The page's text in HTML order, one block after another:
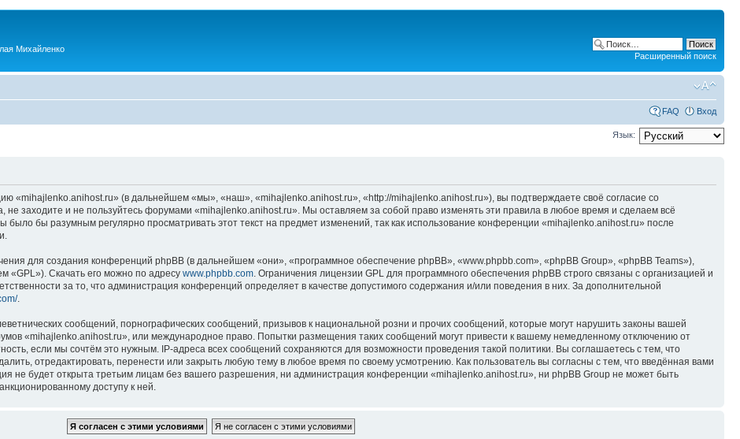
Михайленко
Расширенный поиск
FAQ Вход
Язык:
«mihajlenko.anihost.ru» (в дальнейшем «мы», «наш», «mihajlenko.anihost.ru», «http://mihajlenko.anihost.ru»), вы подтверждаете своё согласие со
заходите и не пользуйтесь форумами «mihajlenko.anihost.ru». Мы оставляем за собой право изменять эти правила в любое время и сделаем всё
бы разумным регулярно просматривать этот текст на предмет изменений, так как использование конференции «mihajlenko.anihost.ru» после
для создания конференций phpBB (в дальнейшем «они», «программное обеспечение phpBB», «www.phpbb.com», «phpBB Group», «phpBB Teams»),
«GPL»). Скачать его можно по адресу www.phpbb.com. Ограничения лицензии GPL для программного обеспечения phpBB строго связаны с организацией и
за то, что администрация конференций определяет в качестве допустимого содержания и/или поведения в них. За дополнительной
.
сообщений, порнографических сообщений, призывов к национальной розни и прочих сообщений, которые могут нарушить законы вашей
«mihajlenko.anihost.ru», или международное право. Попытки размещения таких сообщений могут привести к вашему немедленному отключению от
если мы сочтём это нужным. IP-адреса всех сообщений сохраняются для возможности проведения такой политики. Вы соглашаетесь с тем, что
отредактировать, перенести или закрыть любую тему в любое время по своему усмотрению. Как пользователь вы согласны с тем, что введённая вами
не будет открыта третьим лицам без вашего разрешения, ни администрация конференции «mihajlenko.anihost.ru», ни phpBB Group не может быть
доступу к ней.